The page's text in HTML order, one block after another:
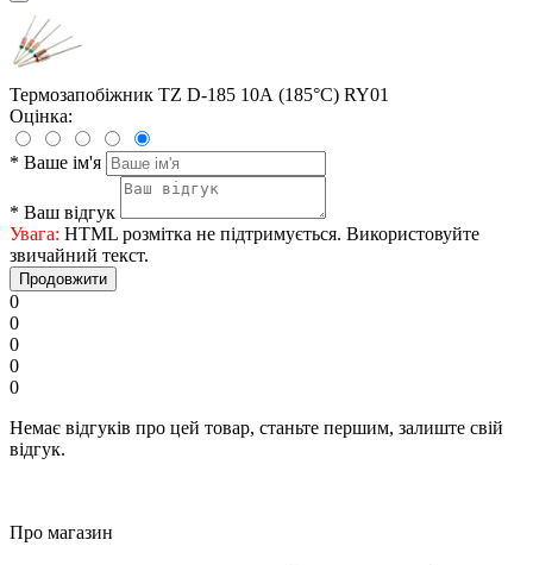
Термозапобіжник TZ D-185 10А (185°C) RY01
Оцінка:
* Ваше ім'я
* Ваш відгук
Увага: HTML розмітка не підтримується. Використовуйте
звичайний текст.
Продовжити
0
0
0
0
0
Немає відгуків про цей товар, станьте першим, залиште свій
відгук.
Про магазин